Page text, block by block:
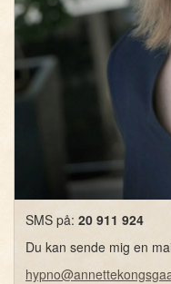
SMS på: 20 911 924
Du kan sende mig en